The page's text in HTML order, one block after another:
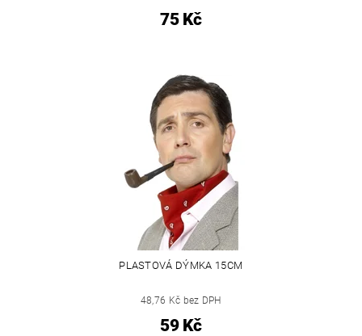
75 Kč
PLASTOVÁ DÝMKA 15CM
48,76 Kč bez DPH
59 Kč